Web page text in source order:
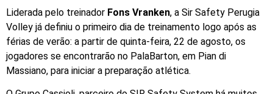
Liderada pelo treinador Fons Vranken, a Sir Safety Perugia
Volley já definiu o primeiro dia de treinamento logo após as
férias de verão: a partir de quinta-feira, 22 de agosto, os
jogadores se encontrarão no PalaBarton, em Pian di
Massiano, para iniciar a preparação atlética.